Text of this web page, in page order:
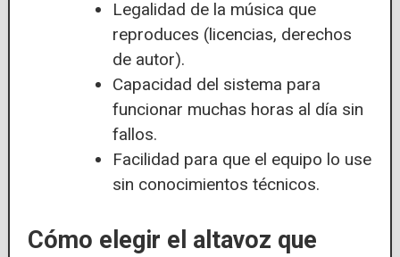
Legalidad de la música que
reproduces (licencias, derechos
de autor).
Capacidad del sistema para
funcionar muchas horas al día sin
fallos.
Facilidad para que el equipo lo use
sin conocimientos técnicos.
Cómo elegir el altavoz que